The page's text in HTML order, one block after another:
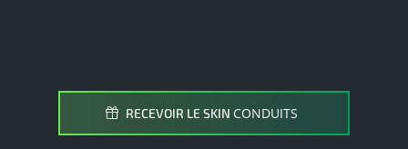
RECEVOIR LE SKIN CONDUITS